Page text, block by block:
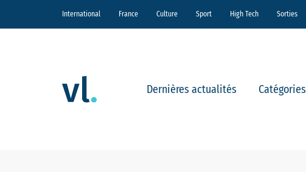
International France Culture Sport High Tech Sorties
Dernières actualités Catégories